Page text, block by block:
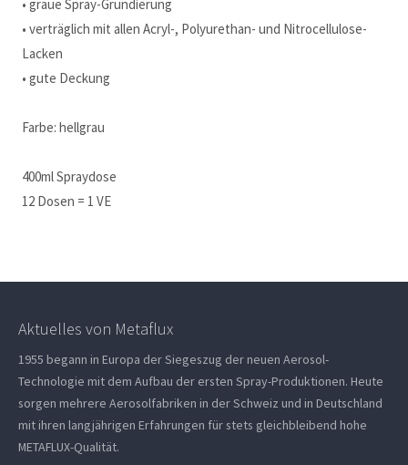
• graue Spray-Grundierung
• verträglich mit allen Acryl-, Polyurethan- und Nitrocellulose-
Lacken
• gute Deckung
Farbe: hellgrau
400ml Spraydose
12 Dosen = 1 VE
Aktuelles von Metaflux
1955 begann in Europa der Siegeszug der neuen Aerosol-
Technologie mit dem Aufbau der ersten Spray-Produktionen. Heute
sorgen mehrere Aerosolfabriken in der Schweiz und in Deutschland
mit ihren langjährigen Erfahrungen für stets gleichbleibend hohe
METAFLUX-Qualität.